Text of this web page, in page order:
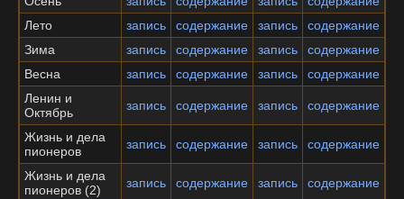
Лето
запись содержание запись
содержание
Зима
запись содержание запись
содержание
Весна
запись содержание запись
содержание
Ленин и
Октябрь
запись содержание запись содержание
Жизнь и дела
пионеров
запись содержание запись содержание
Жизнь и дела
пионеров (2)
запись содержание запись содержание